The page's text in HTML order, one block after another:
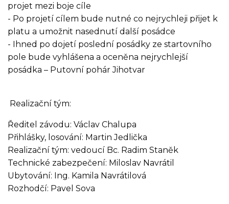
projet mezi boje cíle
- Po projetí cílem bude nutné co nejrychleji přijet k
platu a umožnit nasednutí další posádce
- Ihned po dojetí poslední posádky ze startovního
pole bude vyhlášena a oceněna nejrychlejší
posádka – Putovní pohár Jihotvar
Realizační tým:
Ředitel závodu: Václav Chalupa
Přihlášky, losování: Martin Jedlička
Realizační tým: vedoucí Bc. Radim Staněk
Technické zabezpečení: Miloslav Navrátil
Ubytování: Ing. Kamila Navrátilová
Rozhodčí: Pavel Sova